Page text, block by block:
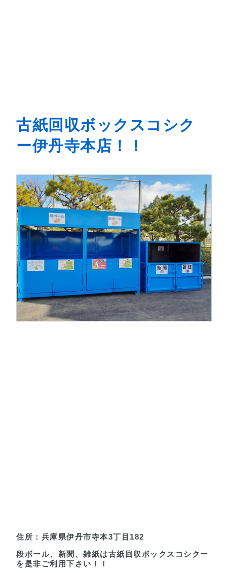
古紙回収ボックスコシク
ー伊丹寺本店！！
住所：兵庫県伊丹市寺本3丁目182
段ボール、新聞、雑紙は古紙回収ボックスコシクー
を是非ご利用下さい！！